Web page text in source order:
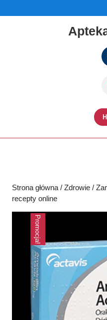
to
Strona główna / Zdrowie /
recepty online
Promocja!